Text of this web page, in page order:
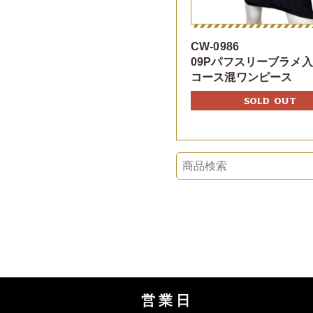
CW-0986
09Pパフスリーブラメ
コース混ワンピース
SOLD OUT
営業日